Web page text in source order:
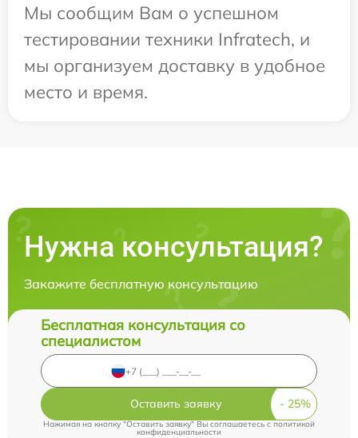
Мы сообщим Вам о успешном
тестировании техники Infratech, и
мы организуем доставку в удобное
место и время.
Нужна консультация?
Закажите бесплатную консультацию
Бесплатная консультация со
специалистом
Оставить заявку
Нажимая на кнопку "Оставить заявку" Вы соглашаетесь cполитикой
конфиденциальности